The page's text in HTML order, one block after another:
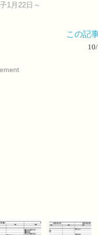
1月22日～
この記